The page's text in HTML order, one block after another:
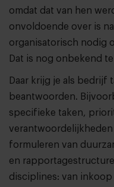
omdat dat van hen
onvoldoende over is
organisatorisch nodig
Dat is nog onbekend
Daar krijg je als bedrijf
beantwoorden.
specifieke taken,
formuleren van
en
disciplines: van